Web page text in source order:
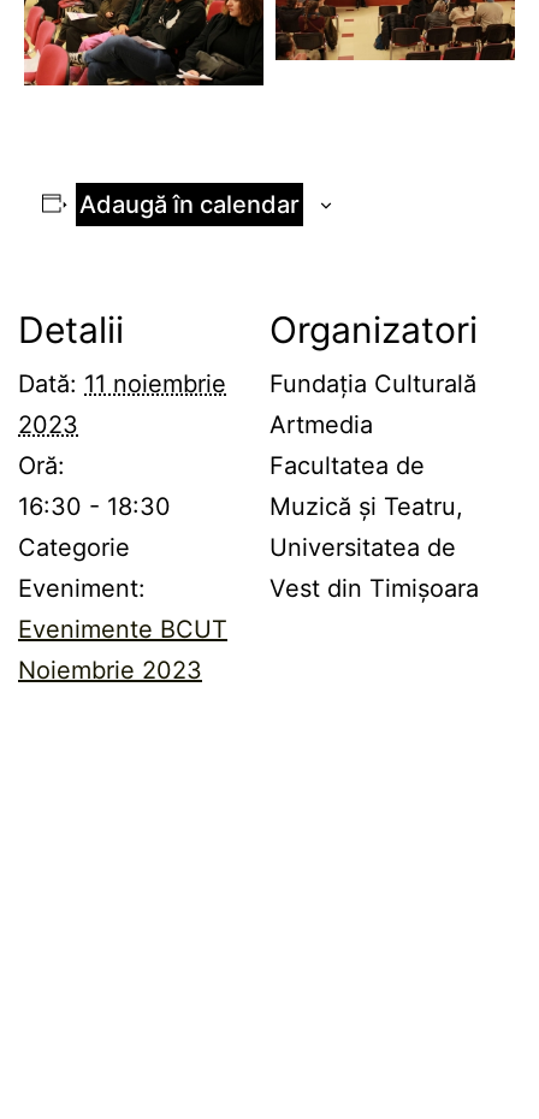
Adaugă în calendar
Detalii
Dată: 11 noiembrie
2023
Oră:
16:30 - 18:30
Categorie
Eveniment:
Evenimente BCUT
Noiembrie 2023
Organizatori
Fundația Culturală
Artmedia
Facultatea de
Muzică și Teatru,
Universitatea de
Vest din Timișoara